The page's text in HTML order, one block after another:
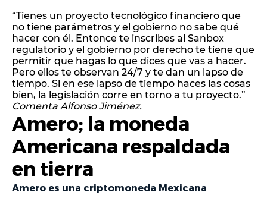
“Tienes un proyecto tecnológico financiero que
no tiene parámetros y el gobierno no sabe qué
hacer con él. Entonce te inscribes al Sanbox
regulatorio y el gobierno por derecho te tiene que
permitir que hagas lo que dices que vas a hacer.
Pero ellos te observan 24/7 y te dan un lapso de
tiempo. Si en ese lapso de tiempo haces las cosas
bien, la legislación corre en torno a tu proyecto.”
Comenta Alfonso Jiménez.
Amero; la moneda
Americana respaldada
en tierra
Amero es una criptomoneda Mexicana